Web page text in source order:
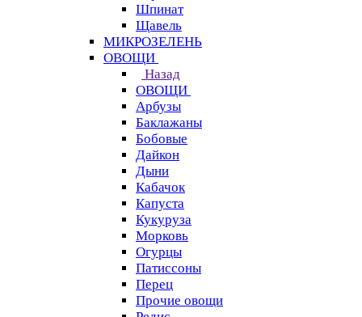
Шпинат
Щавель
МИКРОЗЕЛЕНЬ
ОВОЩИ
Назад
ОВОЩИ
Арбузы
Баклажаны
Бобовые
Дайкон
Дыни
Кабачок
Капуста
Кукуруза
Морковь
Огурцы
Патиссоны
Перец
Прочие овощи